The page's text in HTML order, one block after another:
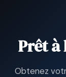
Prêt
Obtenez